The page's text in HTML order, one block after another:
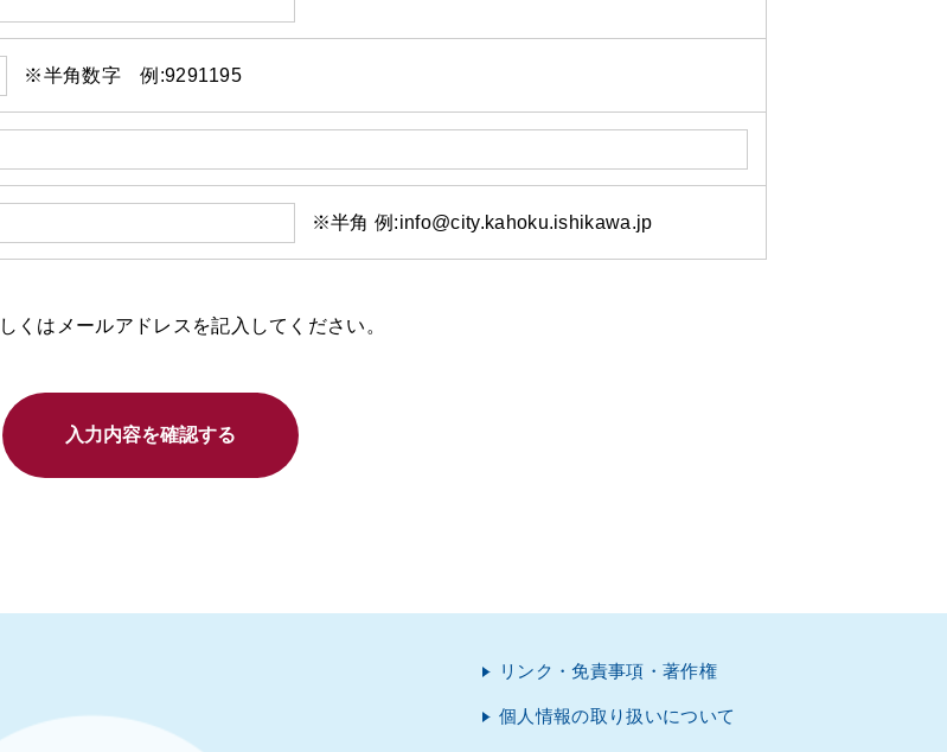
※半角数字 例:9291195
※半角 例:info@city.kahoku.ishikawa.jp
はメールアドレスを記入してください。
入力内容を確認する
リンク・免責事項・著作権
個人情報の取り扱いについて